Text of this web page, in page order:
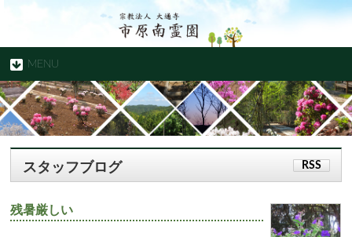
MENU
スタッフブログ RSS
残暑厳しい